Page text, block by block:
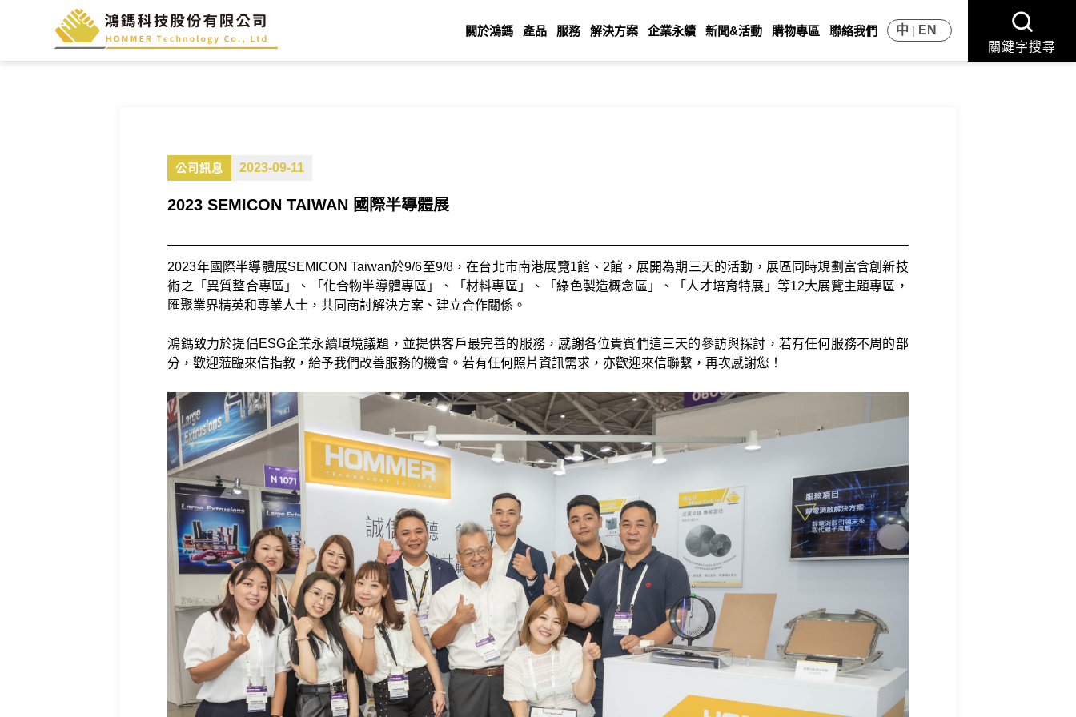
關於鴻鎷 產品 服務 解決方案 企業永續 新聞&活動 購物專區 聯絡我們 中
EN
關鍵字搜尋
公司訊息 2023-09-11
2023 SEMICON TAIWAN 國際半導體展
2023年國際半導體展SEMICON Taiwan於9/6至9/8，在台北市南港展覽1館、2館，展開為期三天的活動，展區同時規劃富含創新技
術之「異質整合專區」、「化合物半導體專區」、「材料專區」、「綠色製造概念區」、「人才培育特展」等12大展覽主題專區，
匯聚業界精英和專業人士，共同商討解決方案、建立合作關係。
鴻鎷致力於提倡ESG企業永續環境議題，並提供客戶最完善的服務，感謝各位貴賓們這三天的參訪與探討，若有任何服務不周的部
分，歡迎蒞臨來信指教，給予我們改善服務的機會。若有任何照片資訊需求，亦歡迎來信聯繫，再次感謝您！